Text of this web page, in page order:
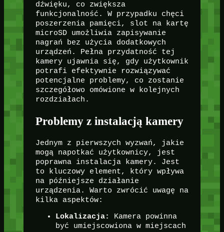
dźwięku, co zwiększa
funkcjonalność. W przypadku chęci
poszerzenia pamięci, slot na kartę
microSD umożliwia zapisywanie
nagrań bez użycia dodatkowych
urządzeń. Pełna przydatność tej
kamery ujawnia się, gdy użytkownik
potrafi efektywnie rozwiązywać
potencjalne problemy, co zostanie
szczegółowo omówione w kolejnych
rozdziałach.
Problemy z instalacją kamery
Jednym z pierwszych wyzwań, jakie
mogą napotkać użytkownicy, jest
poprawna instalacja kamery. Jest
to kluczowy element, który wpływa
na późniejsze działanie
urządzenia. Warto zwrócić uwagę na
kilka aspektów:
Lokalizacja:
Kamera powinna
być umiejscowiona w miejscach